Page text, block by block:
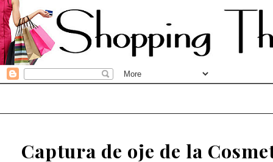
Captura de oje de la